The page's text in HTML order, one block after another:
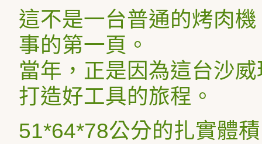
這不是一台普通的烤肉
事的第一頁。
當年，正是因為這台沙
打造好工具的旅程。
51*64*78公分的扎實體